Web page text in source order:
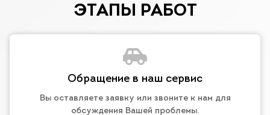
ЭТАПЫ РАБОТ
Обращение в наш сервис
Вы оставляете заявку или звоните к нам для
обсуждения Вашей проблемы.